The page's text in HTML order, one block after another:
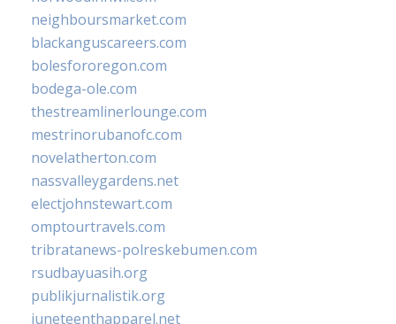
neighboursmarket.com
blackanguscareers.com
bolesfororegon.com
bodega-ole.com
thestreamlinerlounge.com
mestrinorubanofc.com
novelatherton.com
nassvalleygardens.net
electjohnstewart.com
omptourtravels.com
tribratanews-polreskebumen.com
rsudbayuasih.org
publikjurnalistik.org
juneteenthapparel.net